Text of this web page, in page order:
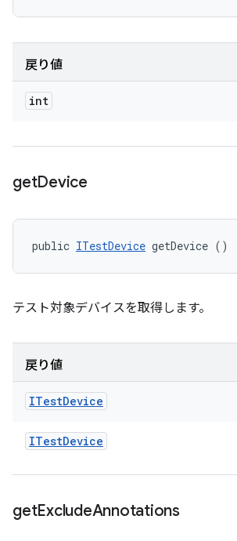
戻り値
int
getDevice
public ITestDevice getDevice ()
テスト対象デバイスを取得します。
戻り値
ITestDevice
ITestDevice
getExcludeAnnotations